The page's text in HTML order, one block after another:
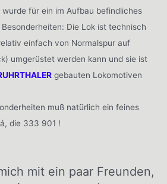
für ein im Aufbau befindliches
Die Lok ist technisch
einfach von Normalspur auf
umgerüstet werden kann und sie ist
gebauten Lokomotiven
muß natürlich ein feines
die 333 901 !
mit ein paar Freunden,